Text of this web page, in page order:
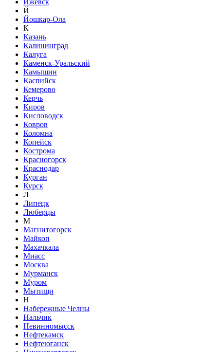
Ижевск
Й
Йошкар-Ола
К
Казань
Калининград
Калуга
Каменск-Уральский
Камышин
Каспийск
Кемерово
Керчь
Киров
Кисловодск
Ковров
Коломна
Копейск
Кострома
Красногорск
Краснодар
Курган
Курск
Л
Липецк
Люберцы
М
Магнитогорск
Майкоп
Махачкала
Миасс
Москва
Мурманск
Муром
Мытищи
Н
Набережные Челны
Нальчик
Невинномысск
Нефтекамск
Нефтеюганск